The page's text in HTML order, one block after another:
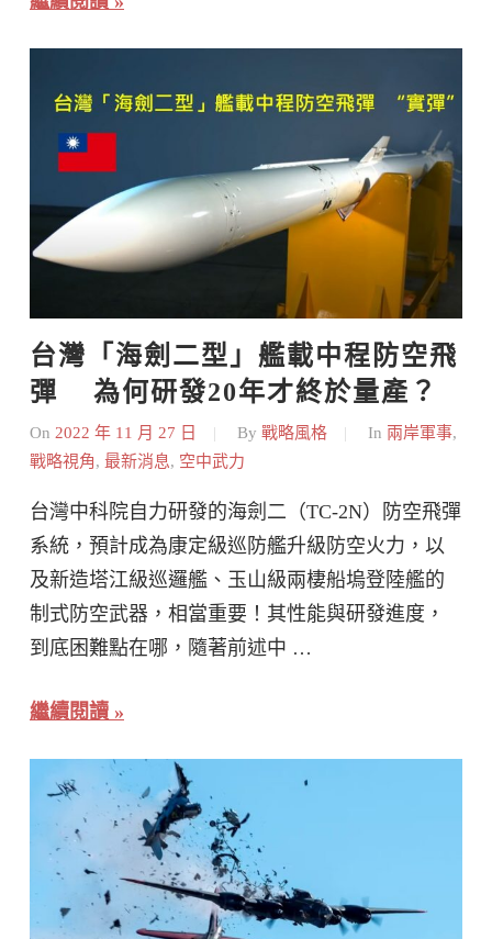
台灣「海劍二型」艦載中程防空飛
彈    為何研發20年才終於量產？
On 2022 年 11 月 27 日 By 戰略風格 In 兩岸軍事,
戰略視角, 最新消息, 空中武力
台灣中科院自力研發的海劍二（TC-2N）防空飛彈
系統，預計成為康定級巡防艦升級防空火力，以
及新造塔江級巡邏艦、玉山級兩棲船塢登陸艦的
制式防空武器，相當重要！其性能與研發進度，
到底困難點在哪，隨著前述中 …
繼續閱讀